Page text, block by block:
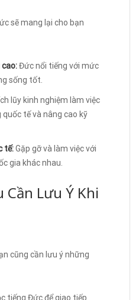
sẽ mang lại cho bạn
Đức nổi tiếng với mức
sống tốt.
lũy kinh nghiệm làm việc
tế và nâng cao kỹ
tế:Gặp gỡ và làm việc với
gia khác nhau.
Lưu Ý Khi
cũng cần lưu ý những
tiếng Đức để giao tiếp